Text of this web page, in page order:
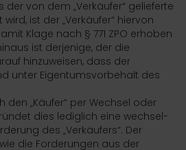
der von dem „Verkäufer“ gelieferte
ist der „Verkäufer“ hiervon
Klage nach § 771 ZPO erhoben
ist derjenige, der die
hinzuweisen, dass der
unter Eigentumsvorbehalt des
den „Käufer“ per Wechsel oder
dies lediglich eine wechsel-
des „Verkäufers“. Der
die Forderungen aus der